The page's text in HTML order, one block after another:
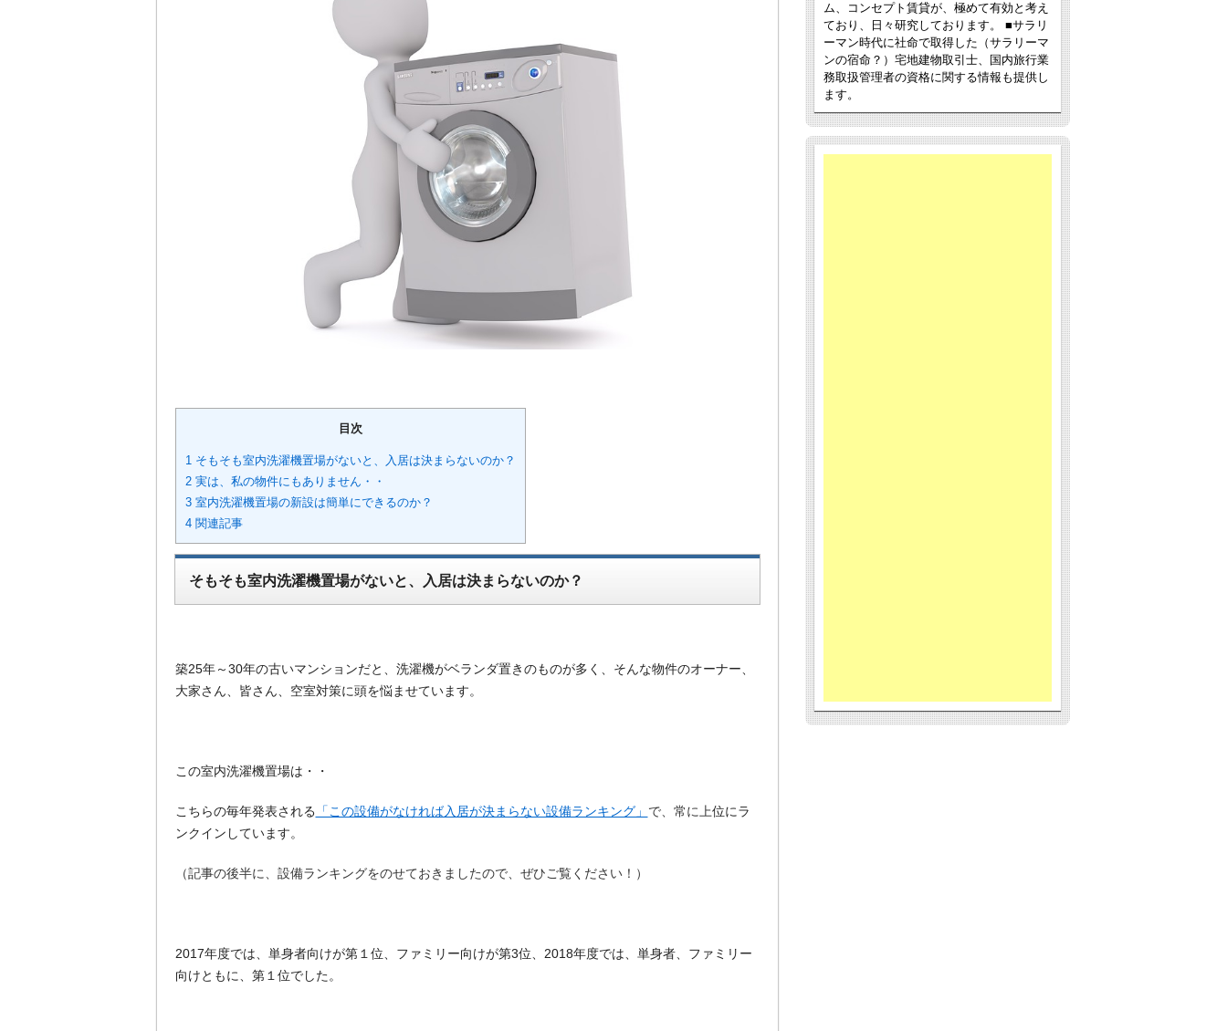
目次
1 そもそも室内洗濯機置場がないと、入居は決まらないのか？
2 実は、私の物件にもありません・・
3 室内洗濯機置場の新設は簡単にできるのか？
4 関連記事
そもそも室内洗濯機置場がないと、入居は決まらないのか？
築25年～30年の古いマンションだと、洗濯機がベランダ置きのものが多く、そんな物件のオーナー、
大家さん、皆さん、空室対策に頭を悩ませています。
この室内洗濯機置場は・・
こちらの毎年発表される 「この設備がなければ入居が決まらない設備ランキング」 で、常に上位にラ
ンクインしています。
（記事の後半に、設備ランキングをのせておきましたので、ぜひご覧ください！）
2017年度では、単身者向けが第１位、ファミリー向けが第3位、2018年度では、単身者、ファミリー
向けともに、第１位でした。
ム、コンセプト賃貸が、極めて有効と考え
ており、日々研究しております。 ■サラリ
ーマン時代に社命で取得した（サラリーマ
ンの宿命？）宅地建物取引士、国内旅行業
務取扱管理者の資格に関する情報も提供し
ます。
サラリーマン大家さんを応援！マンション経営、アパート経営の空室対策として、入居を促すリフォー
ム、大家さん自ら行うネット集客、コンセプト賃貸の導入を研究するブログ。絶好調な特区民泊、Amaz
on書籍出版、多拠点居住の暮らしぶり、旅行業務取扱管理者、宅建等資格情報も。